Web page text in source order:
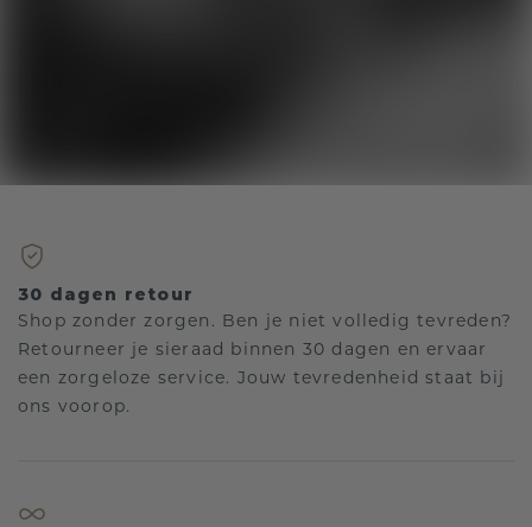
30 dagen retour
Shop zonder zorgen. Ben je niet volledig tevreden?
Retourneer je sieraad binnen 30 dagen en ervaar
een zorgeloze service. Jouw tevredenheid staat bij
ons voorop.